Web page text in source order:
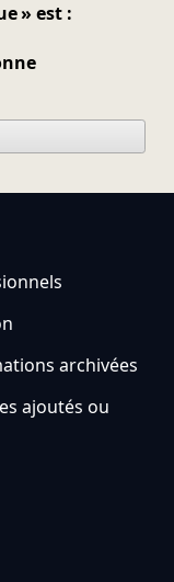
» est :
archivées
ajoutés ou